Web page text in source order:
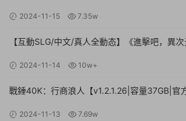
2024-11-15 7.35w
【互動SLG/中文/真人全動态】《進擊吧，異
2024-11-14 10w+
戰錘40K：行商浪人【v1.2.1.26|容量37GB|官
2024-11-13 7.69w